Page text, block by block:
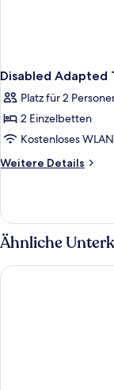
Disabled Adapted
Platz für 2
2 Einzelbetten
Kostenloses WLAN
Weitere Details
Weitere
Adapted
Twin
Room
Ähnliche
Holiday Inn